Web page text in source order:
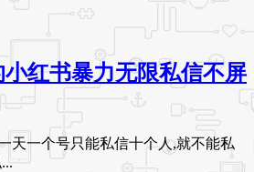
红书暴力无限私信不屏
天一个号只能私信十个人,就不能私